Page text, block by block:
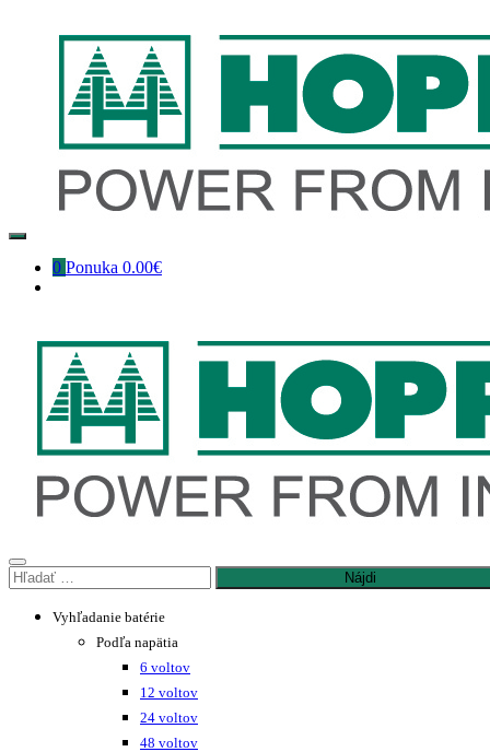
0 Ponuka 0.00€
Hľadať:
Vyhľadanie batérie
Podľa napätia
6 voltov
12 voltov
24 voltov
48 voltov